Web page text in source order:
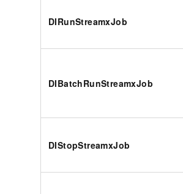
DIRunStreamxJob
DIBatchRunStreamxJob
DIStopStreamxJob